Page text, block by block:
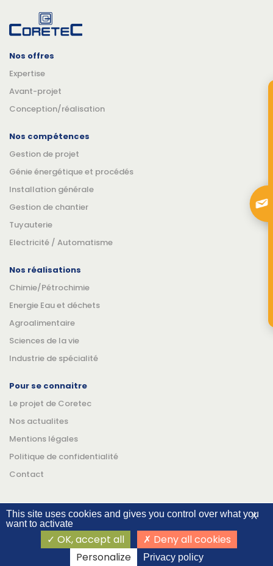
Nos offres
Expertise
Avant-projet
Conception/réalisation
Nos compétences
Gestion de projet
Génie énergétique et procédés
Installation générale
Gestion de chantier
Tuyauterie
Electricité / Automatisme
Nos réalisations
Chimie/Pétrochimie
Energie Eau et déchets
Agroalimentaire
Sciences de la vie
Industrie de spécialité
Pour se connaitre
Le projet de Coretec
Nos actualites
Mentions légales
Politique de confidentialité
Contact
Suivez-nous
©Coretec 2026
X
This site uses cookies and gives you control over what you
want to activate
OK, accept all
Deny all cookies
Personalize
Privacy policy